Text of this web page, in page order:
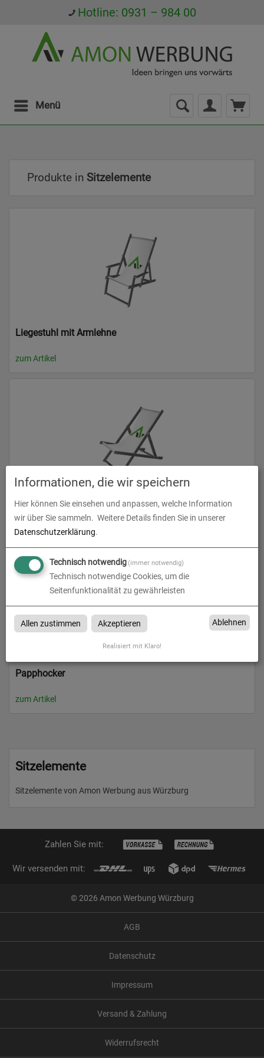
Hotline: 0931 – 984 00
Menü
Produkte in Sitzelemente
Liegestuhl mit Armlehne
zum Artikel
Liegestuhl ohne Armlehne
zum Artikel
Papphocker
zum Artikel
Sitzelemente
Sitzelemente von Amon Werbung aus Würzburg
Zahlen Sie mit:
Wir versenden mit:
© 2026 Amon Werbung Würzburg
AGB
Datenschutz
Impressum
Versand & Zahlung
Widerrufsrecht
Informationen, die wir speichern
Hier können Sie einsehen und anpassen, welche Information
wir über Sie sammeln. Weitere Details finden Sie in unserer
Datenschutzerklärung.
Technisch notwendig(immer notwendig)
Technisch notwendige Cookies, um die
Seitenfunktionalität zu gewährleisten
Allen zustimmen Akzeptieren Ablehnen
Realisiert mit Klaro!